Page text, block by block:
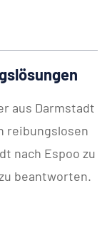
aus Darmstadt
reibungslosen
nach Espoo zu
beantworten.